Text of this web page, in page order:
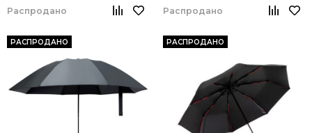
Распродано Распродано
РАСПРОДАНО РАСПРОДАНО